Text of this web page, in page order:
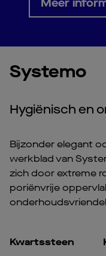
Meer
Systemo
Hygiënisch en
Bijzonder elegant
werkblad van
zich door extreme
poriënvrije
Kwartssteen